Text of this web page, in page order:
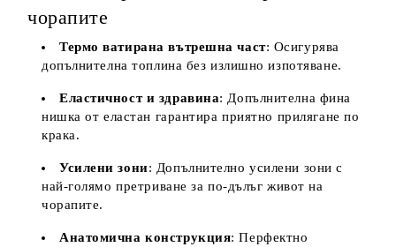
чорапите
Термо ватирана вътрешна част: Осигурява
допълнителна топлина без излишно изпотяване.
Еластичност и здравина: Допълнителна фина
нишка от еластан гарантира приятно прилягане по
крака.
Усилени зони: Допълнително усилени зони с
най-голямо претриване за по-дълъг живот на
чорапите.
Анатомична конструкция: Перфектно